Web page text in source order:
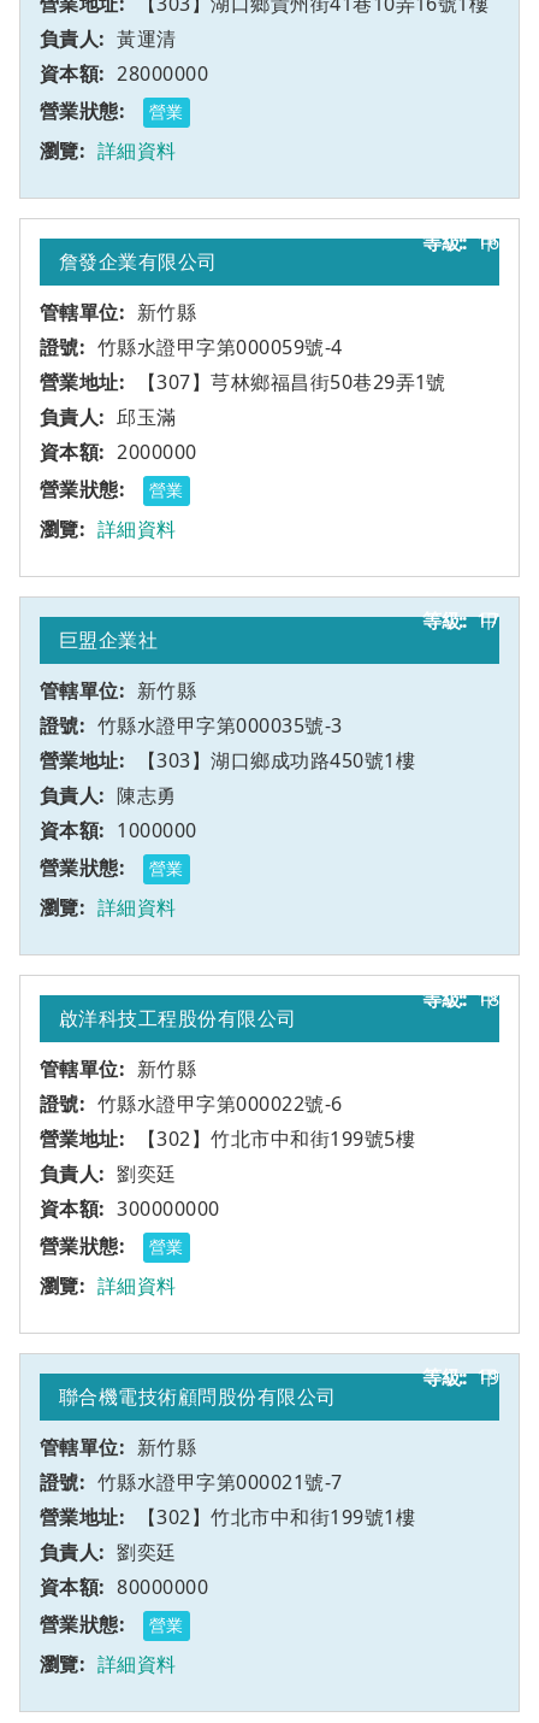
黃運清
28000000
營業
詳細資料
16
詹發企業有限公司
新竹縣
竹縣水證甲字第000059號-4
【307】芎林鄉福昌街50巷29弄1號
甲
邱玉滿
2000000
營業
詳細資料
17
巨盟企業社
新竹縣
竹縣水證甲字第000035號-3
【303】湖口鄉成功路450號1樓
甲
陳志勇
1000000
營業
詳細資料
18
啟洋科技工程股份有限公司
新竹縣
竹縣水證甲字第000022號-6
【302】竹北市中和街199號5樓
甲
劉奕廷
300000000
營業
詳細資料
19
聯合機電技術顧問股份有限公司
新竹縣
竹縣水證甲字第000021號-7
【302】竹北市中和街199號1樓
甲
劉奕廷
80000000
營業
詳細資料